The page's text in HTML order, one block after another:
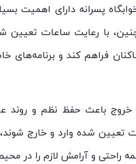
پسرانه دارای اهمیت
با رعایت ساعات تعیین
فراهم کند و
خروج باعث حفظ نظم و روند
شده وارد و خارج شوند،
راحتی و آرامش لازم را در